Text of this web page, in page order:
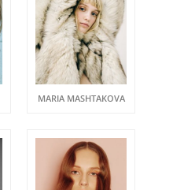
MARIA MASHTAKOVA